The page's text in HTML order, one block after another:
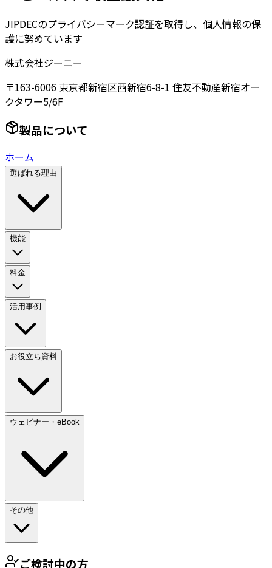
JIPDECのプライバシーマーク認証を取得し、個人情報の保
護に努めています
株式会社ジーニー
〒163-6006 東京都新宿区西新宿6-8-1 住友不動産新宿オー
クタワー5/6F
製品について
ホーム
選ばれる理由
機能
料金
活用事例
お役立ち資料
ウェビナー・eBook
その他
ご検討中の方